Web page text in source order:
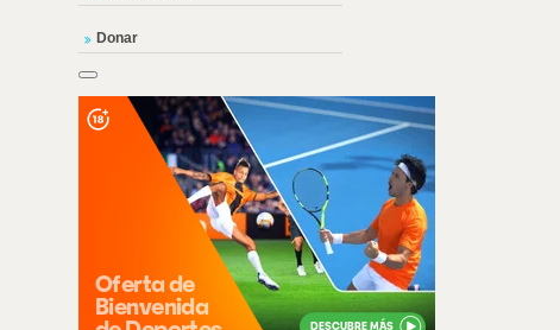
Donar